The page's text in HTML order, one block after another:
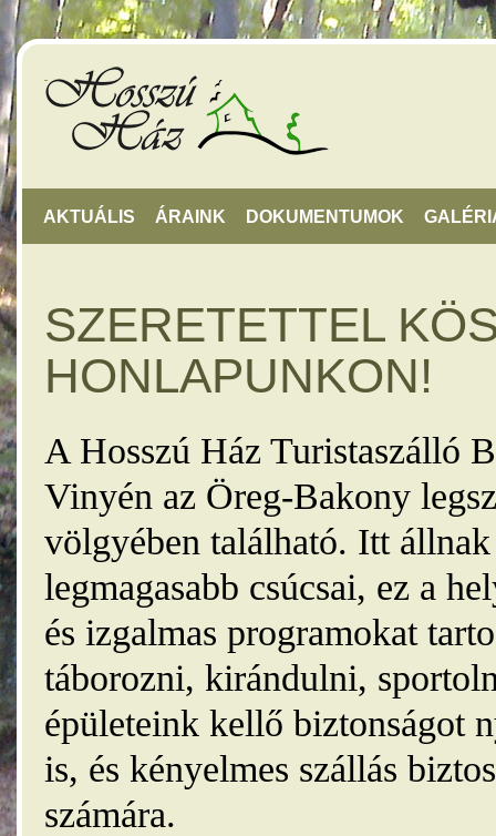
AKTUÁLIS ÁRAINK DOKUMENTUMOK
SZERETETTEL
HONLAPUNKON!
A Hosszú Ház Turistaszálló
Vinyén az Öreg-Bakony
völgyében található. Itt
legmagasabb csúcsai, ez a
és izgalmas programokat
táborozni, kirándulni,
épületeink kellő biztonságot
is, és kényelmes szállás
számára.